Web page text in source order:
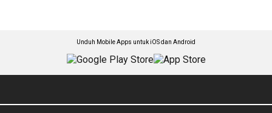
Unduh Mobile Apps untuk iOS dan Android